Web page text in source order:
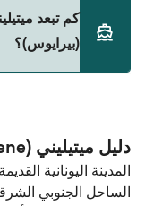
حالياً لا يُسمح
ميتيليني (Mytilene) و أثينا (بيرايوس).
(بيرايوس)؟
دليل ميتيليني (Mytilene)
المدينة اليونانية
الساحل الجنوبي